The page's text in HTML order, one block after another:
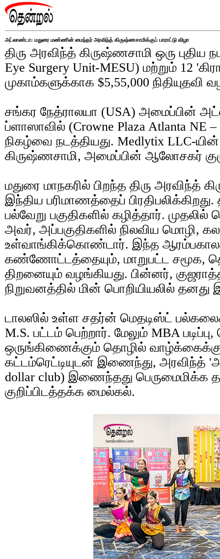
அட்லாண்டா: மதுரை மண்ணின் மைந்தர் அரவிந்த் கிருஷ்ணசாமிக்குப் பாராட்டு விழா
திரு அரவிந்த் கிருஷ்ணசாமி ஒரு
Eye Surgery Unit-MESU) மற்றும் 12
முகாம்களுக்காக $5,55,000 நிதியுதவி
சங்கர நேத்ராலயா (USA) அமைப்பின்
ப்ளாஸாவில் (Crowne Plaza Atlanta NE
நிகழ்வை நடத்தியது. Medlytix LLC-
கிருஷ்ணசாமி, அமைப்பின் ஆலோசகர்
மதுரை மாநகரில் பிறந்த திரு
இந்திய பரிமாணத்தைப்
பல்வேறு பகுதிகளில் கழித்தார். முதலில்
அவர், அப்பகுதிகளில் நிலவிய மொழி,
உள்வாங்கிக்கொண்டார். இந்த ஆரம்பகாலத்
கண்ணோட்டத்தையும், மாறுபட்ட சமூக,
திறனையும் வழங்கியது. பின்னர்,
நிறுவனத்தில் மின் பொறியியலில்
டாலஸில் உள்ள சதர்ன் மெதடிஸ்ட்
M.S. பட்டம் பெற்றார். மேலும் MBA
ஒருங்கிணைக்கும் தொழில் வாழ்க்கைக்கு
கட்டம்ரெட்டியுடன் இணைந்து, அரவிந்த்
dollar club) இணைந்தது
குறிப்பிடத்தக்க மைல்கல்.